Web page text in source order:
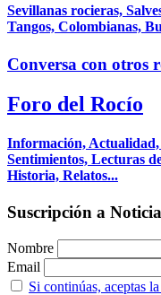
Sevillanas rocieras,
Tangos, Colombianas,
Conversa con otros
Foro del Rocío
Información, Actualidad,
Sentimientos, Lecturas
Historia, Relatos...
Suscripción a
Nombre
Email
Si continúas, aceptas